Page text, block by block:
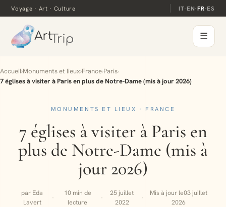
Voyage · Art · Culture IT·EN·FR·ES
☰
Accueil›Monuments et lieux›France›Paris›
7 églises à visiter à Paris en plus de Notre-Dame (mis à jour 2026)
MONUMENTS ET LIEUX · FRANCE
7 églises à visiter à Paris en
plus de Notre-Dame (mis à
jour 2026)
par Eda
Lavert
·
10 min de
lecture
·
25 juillet
2022
·
Mis à jour le03 juillet
2026